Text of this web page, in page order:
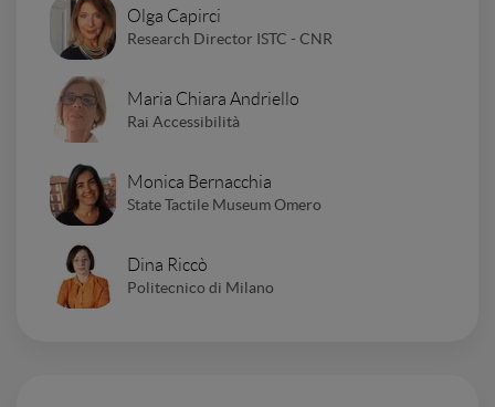
Olga Capirci
Research Director ISTC - CNR
Maria Chiara Andriello
Rai Accessibilità
Monica Bernacchia
State Tactile Museum Omero
Dina Riccò
Politecnico di Milano